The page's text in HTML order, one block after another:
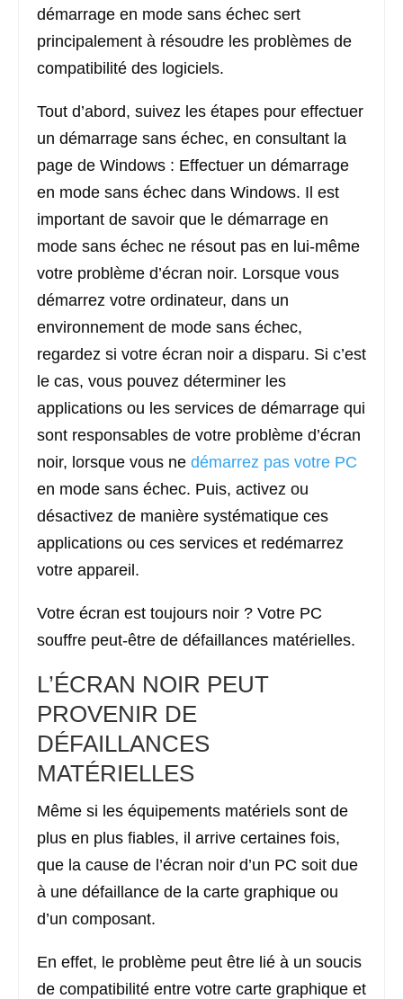
démarrage en mode sans échec sert
principalement à résoudre les problèmes de
compatibilité des logiciels.
Tout d’abord, suivez les étapes pour effectuer
un démarrage sans échec, en consultant la
page de Windows : Effectuer un démarrage
en mode sans échec dans Windows. Il est
important de savoir que le démarrage en
mode sans échec ne résout pas en lui-même
votre problème d’écran noir. Lorsque vous
démarrez votre ordinateur, dans un
environnement de mode sans échec,
regardez si votre écran noir a disparu. Si c’est
le cas, vous pouvez déterminer les
applications ou les services de démarrage qui
sont responsables de votre problème d’écran
noir, lorsque vous ne démarrez pas votre PC
en mode sans échec. Puis, activez ou
désactivez de manière systématique ces
applications ou ces services et redémarrez
votre appareil.
Votre écran est toujours noir ? Votre PC
souffre peut-être de défaillances matérielles.
L’ÉCRAN NOIR PEUT
PROVENIR DE
DÉFAILLANCES
MATÉRIELLES
Même si les équipements matériels sont de
plus en plus fiables, il arrive certaines fois,
que la cause de l’écran noir d’un PC soit due
à une défaillance de la carte graphique ou
d’un composant.
En effet, le problème peut être lié à un soucis
de compatibilité entre votre carte graphique et